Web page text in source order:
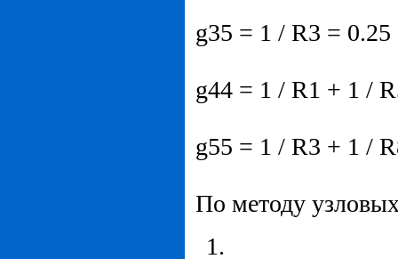
g35 = 1 / R3 =
g44 = 1 / R1 + 1 /
g55 = 1 / R3 + 1 /
По методу